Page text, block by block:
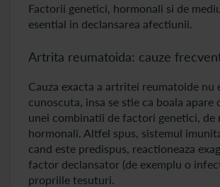
Factorii genetici, hormonali si de
esential in declansarea afectiunii.
Artrita reumatoida: cauze
Cauza exacta a artritei reumatoide nu
cunoscuta, insa se stie ca boala apare
unei combinatii de factori genetici, de
hormonali. Altfel spus, sistemul
cand este predispus, reactioneaza
factor declansator (de exemplu o
propriile tesuturi.